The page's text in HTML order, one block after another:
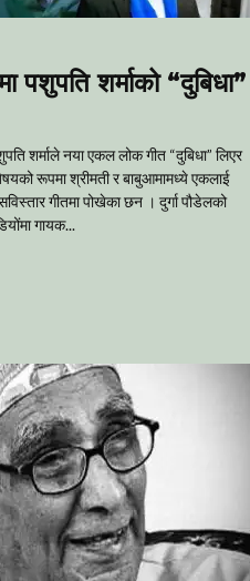
पशुपति शर्माको “दुबिधा”
शर्माले नया एकल लोक गीत “दुबिधा” लिएर
रूपमा श्रीमती र बाबुआमामध्ये एकलाई
गीतमा पोखेका छन । दुर्गा पौडेलको
गायक...